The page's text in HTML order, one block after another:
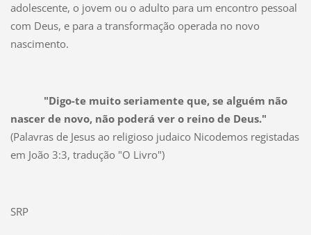
adolescente, o jovem ou o adulto para um encontro pessoal
com Deus, e para a transformação operada no novo
nascimento.
"Digo-te muito seriamente que, se alguém não
nascer de novo, não poderá ver o reino de Deus."
(Palavras de Jesus ao religioso judaico Nicodemos registadas
em João 3:3, tradução "O Livro")
SRP